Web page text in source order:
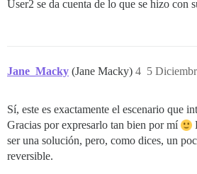
User2 se da cuenta de lo que se hizo con
Jane_Macky (Jane Macky) 5
4
Sí, este es exactamente el escenario que
Gracias por expresarlo tan bien por mí
ser una solución, pero, como dices, un
reversible.